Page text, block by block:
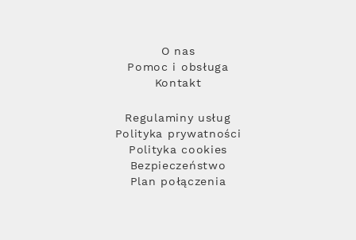
O nas
Pomoc i obsługa
Kontakt
Regulaminy usług
Polityka prywatności
Polityka cookies
Bezpieczeństwo
Plan połączenia